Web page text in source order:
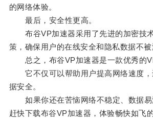
的网络体验。
最后，安全性更高。
布谷VP加速器采用了先进的加密技
策，确保用户的在线安全和隐私数据不被
总之，布谷VP加速器是一款优秀的
它不仅可以帮助用户提高网络速度，
据安全。
如果你还在苦恼网络不稳定、数据易
赶快下载布谷VP加速器，体验畅快如飞